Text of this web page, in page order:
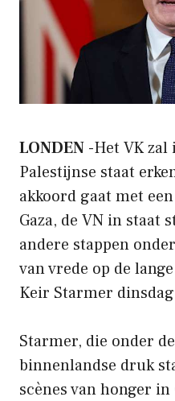
LONDEN -Het VK zal
Palestijnse staat
akkoord gaat met
Gaza, de VN in staat
andere stappen
van vrede op de
Keir Starmer
Starmer, die onder
binnenlandse druk
scènes van honger in